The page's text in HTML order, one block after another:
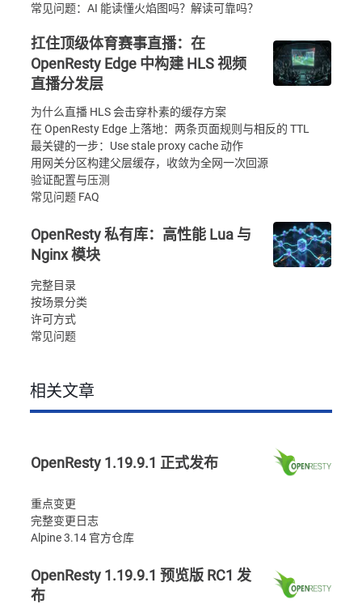
常见问题：AI 能读懂火焰图吗？解读可靠吗？
扛住顶级体育赛事直播：在
OpenResty Edge 中构建 HLS 视频
直播分发层
为什么直播 HLS 会击穿朴素的缓存方案
在 OpenResty Edge 上落地：两条页面规则与相反的 TTL
最关键的一步：Use stale proxy cache 动作
用网关分区构建父层缓存，收敛为全网一次回源
验证配置与压测
常见问题 FAQ
OpenResty 私有库：高性能 Lua 与
Nginx 模块
完整目录
按场景分类
许可方式
常见问题
相关文章
OpenResty 1.19.9.1 正式发布
重点变更
完整变更日志
Alpine 3.14 官方仓库
OpenResty 1.19.9.1 预览版 RC1 发
布